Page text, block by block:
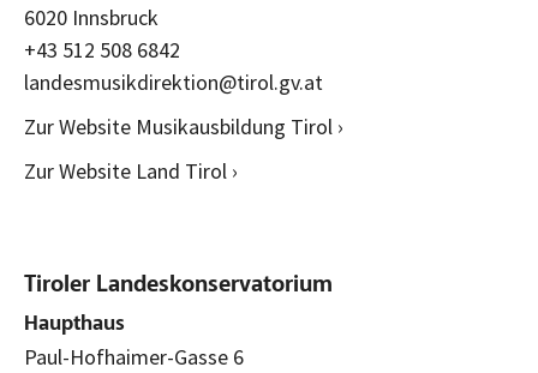
6020 Innsbruck
+43 512 508 6842
landesmusikdirektion@tirol.gv.at
Zur Website Musikausbildung Tirol ›
Zur Website Land Tirol ›
Tiroler Landeskonservatorium
Haupthaus
Paul-Hofhaimer-Gasse 6